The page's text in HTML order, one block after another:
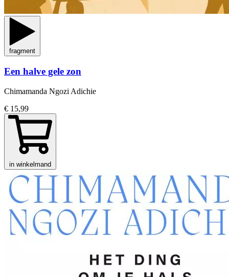
fragment
Een halve gele zon
Chimamanda Ngozi Adichie
€ 15,99
in winkelmand